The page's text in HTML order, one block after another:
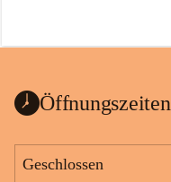
Öffnungszeiten
Geschlossen